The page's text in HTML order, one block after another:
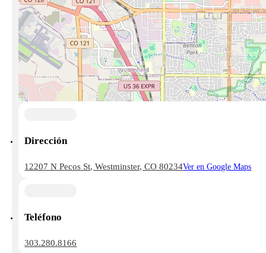
Dirección
12207 N Pecos St, Westminster, CO 80234Ver en Google Maps
Teléfono
303.280.8166